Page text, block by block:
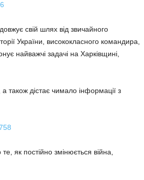
свій шлях від звичайного
України, висококласного командира,
найважчі задачі на Харківщині,
також дістає чимало інформації з
як постійно змінюється війна,